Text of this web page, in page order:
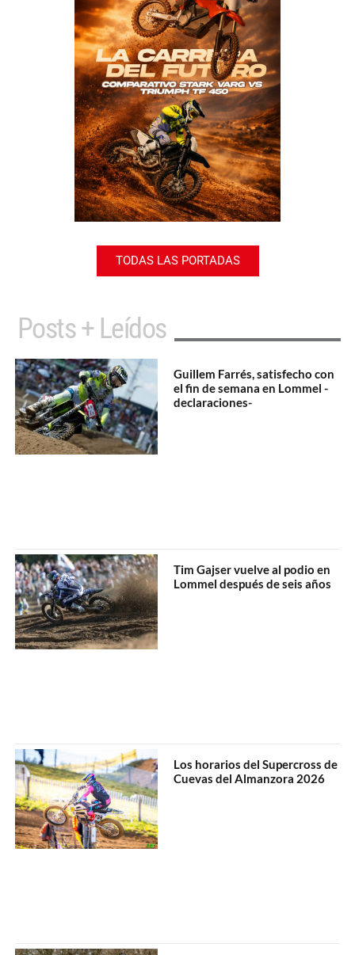
TODAS LAS PORTADAS
Posts + Leídos
Guillem Farrés, satisfecho con
el fin de semana en Lommel -
declaraciones-
Tim Gajser vuelve al podio en
Lommel después de seis años
Los horarios del Supercross de
Cuevas del Almanzora 2026